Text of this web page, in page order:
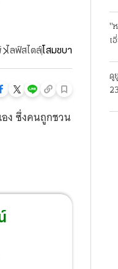
ไลฟ์สไตล์โสมชบา
ง ซึ่งคนถูกชวน
"
เ
ดู